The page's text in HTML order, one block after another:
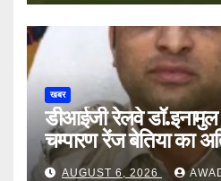
खबर
डीआईजी रेलवे
चम्पारण रेंज बेतिया का
AUGUST 6, 2026